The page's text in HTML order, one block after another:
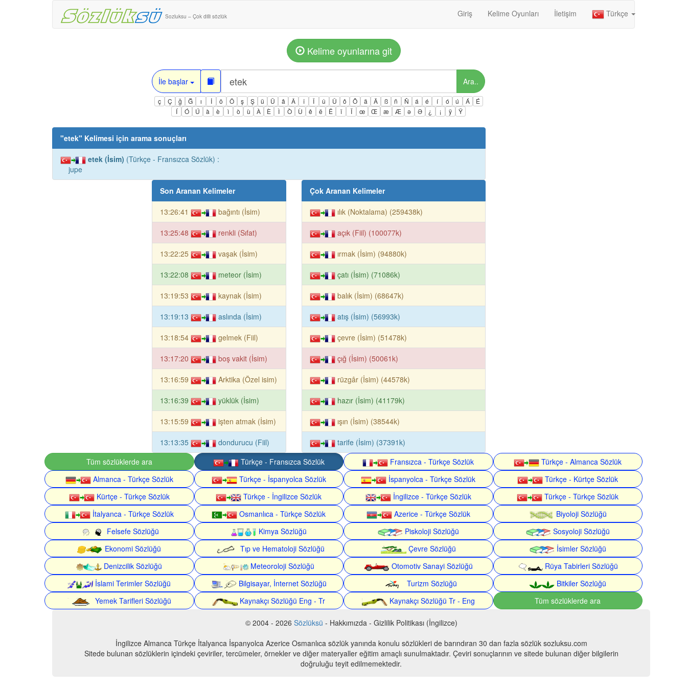
Sozluksu – Çok dilli sözlük Giriş Kelime Oyunları İletişim Türkçe
Kelime oyunlarına git
İle başlar Ara..
ç Ç ğ Ğ ı İ ö Ö ş Ş ü Ü â Â î Î û Û ô Ô ä Ä ß ñ Ñ á é í ó ú Á
É
Í
Ó Ú à è ì ò ù À È Ì Ò Ù ê ë Ë ï Ï œ Œ æ Æ ə Ə ¿ ¡ ÿ Ÿ
"etek" Kelimesi için arama sonuçları
etek (İsim) (Türkçe - Fransızca Sözlük) :
jupe
Son Aranan Kelimeler
13:26:41 bağıntı (İsim)
13:25:48 renkli (Sıfat)
13:22:25 vaşak (İsim)
13:22:08 meteor (İsim)
13:19:53 kaynak (İsim)
13:19:13 aslında (İsim)
13:18:54 gelmek (Fiil)
13:17:20 boş vakit (İsim)
13:16:59 Arktika (Özel isim)
13:16:39 yüklük (İsim)
13:15:59 işten atmak (İsim)
13:13:35 dondurucu (Fiil)
Çok Aranan Kelimeler
ılık (Noktalama) (259438k)
açık (Fiil) (100077k)
ırmak (İsim) (94880k)
çatı (İsim) (71086k)
balık (İsim) (68647k)
atış (İsim) (56993k)
çevre (İsim) (51478k)
çığ (İsim) (50061k)
rüzgâr (İsim) (44578k)
hazır (İsim) (41179k)
ışın (İsim) (38544k)
tarife (İsim) (37391k)
Tüm sözlüklerde ara
Türkçe - Fransızca Sözlük Fransızca - Türkçe Sözlük
Türkçe - Almanca Sözlük
Almanca - Türkçe Sözlük
Türkçe - İspanyolca Sözlük İspanyolca - Türkçe Sözlük
Türkçe - Kürtçe Sözlük
Kürtçe - Türkçe Sözlük
Türkçe - İngilizce Sözlük İngilizce - Türkçe Sözlük
Türkçe - Türkçe Sözlük
İtalyanca - Türkçe Sözlük
Osmanlıca - Türkçe Sözlük Azerice - Türkçe Sözlük
Biyoloji Sözlüğü
Felsefe Sözlüğü
Kimya Sözlüğü Piskoloji Sözlüğü
Sosyoloji Sözlüğü
Ekonomi Sözlüğü
Tıp ve Hematoloji Sözlüğü Çevre Sözlüğü
İsimler Sözlüğü
Denizcilik Sözlüğü
Meteoroloji Sözlüğü Otomotiv Sanayi Sözlüğü
Rüya Tabirleri Sözlüğü
İslami Terimler Sözlüğü
Bilgisayar, İnternet Sözlüğü Turizm Sözlüğü
Bitkiler Sözlüğü
Yemek Tarifleri Sözlüğü
Kaynakçı Sözlüğü Eng - Tr Kaynakçı Sözlüğü Tr - Eng Tüm sözlüklerde ara
© 2004 - 2026 Sözlüksü - Hakkımızda - Gizlilik Politikası (İngilizce)
İngilizce Almanca Türkçe İtalyanca İspanyolca Azerice Osmanlıca sözlük yanında konulu sözlükleri de barındıran 30 dan fazla sözlük sozluksu.com
Sitede bulunan sözlüklerin içindeki çeviriler, tercümeler, örnekler ve diğer materyaller eğitim amaçlı sunulmaktadır. Çeviri sonuçlarının ve sitede bulunan diğer bilgilerin
doğruluğu teyit edilmemektedir.